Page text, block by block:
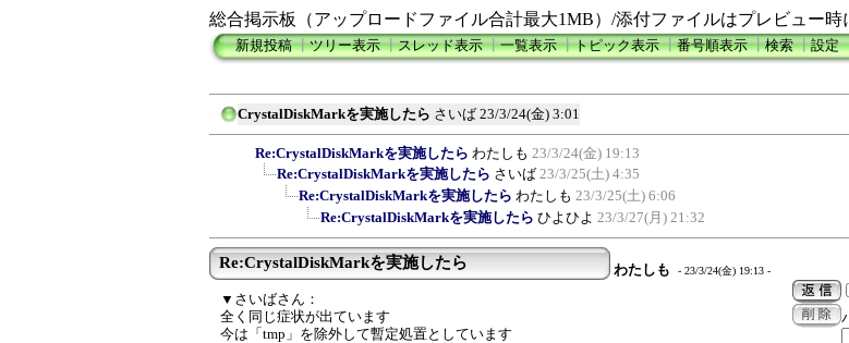
総合掲示板（アップロードファイル合計最大1MB）/添付ファイルはプレビュー時
新規投稿┃ツリー表示┃スレッド表示┃一覧表示┃トピック表示┃番号順表示┃検索┃設定
CrystalDiskMarkを実施したら さいば 23/3/24(金) 3:01
Re:CrystalDiskMarkを実施したら わたしも 23/3/24(金) 19:13
Re:CrystalDiskMarkを実施したら さいば 23/3/25(土) 4:35
Re:CrystalDiskMarkを実施したら わたしも 23/3/25(土) 6:06
Re:CrystalDiskMarkを実施したら ひよひよ 23/3/27(月) 21:32
Re:CrystalDiskMarkを実施したら わたしも - 23/3/24(金) 19:13 -
▼さいばさん：
全く同じ症状が出ています
今は「tmp」を除外して暫定処置としています